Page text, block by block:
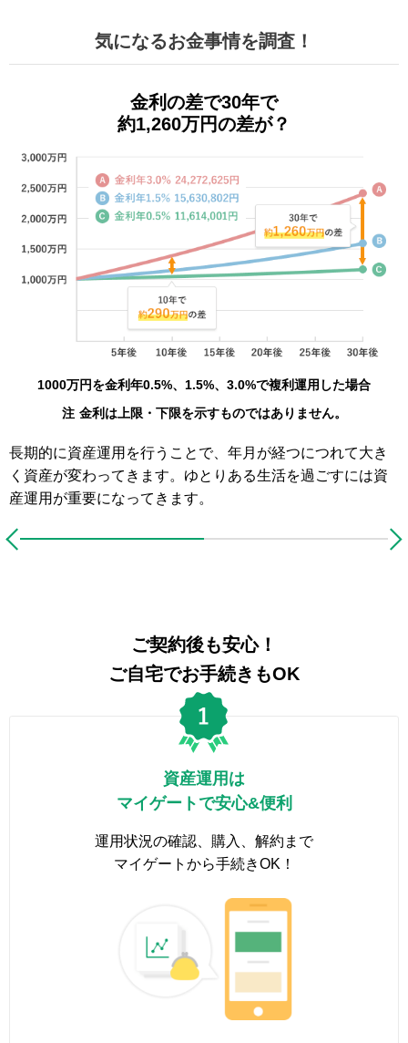
気になるお金事情を調査！
金利の差で30年で
約1,260万円の差が？
1000万円を金利年0.5%、1.5%、3.0%で複利運用した場合
注 金利は上限・下限を示すものではありません。
長期的に資産運用を行うことで、年月が経つにつれて大き
く資産が変わってきます。ゆとりある生活を過ごすには資
産運用が重要になってきます。
ご契約後も安心！
ご自宅でお手続きもOK
資産運用は
マイゲートで安心&便利
運用状況の確認、購入、解約まで
マイゲートから手続きOK！